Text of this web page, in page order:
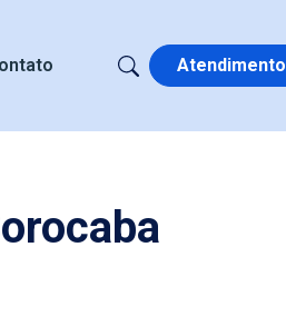
Atendimento